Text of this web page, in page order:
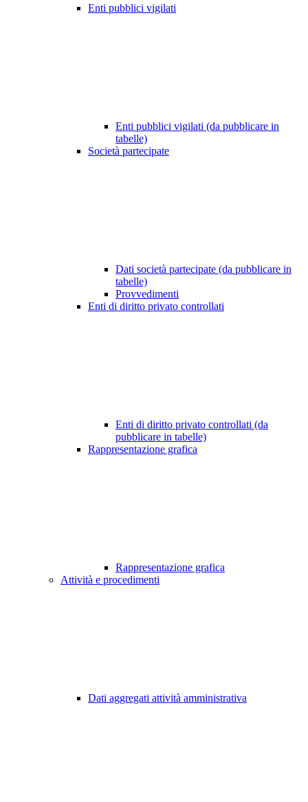
Enti pubblici vigilati
Enti pubblici vigilati (da pubblicare in
tabelle)
Società partecipate
Dati società partecipate (da pubblicare in
tabelle)
Provvedimenti
Enti di diritto privato controllati
Enti di diritto privato controllati (da
pubblicare in tabelle)
Rappresentazione grafica
Rappresentazione grafica
Attività e procedimenti
Dati aggregati attività amministrativa